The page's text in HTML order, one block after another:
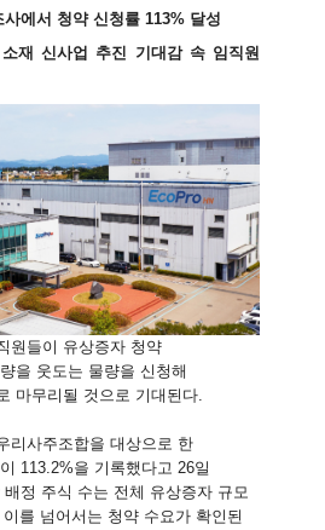
에서 청약 신청률 113% 달성
재 신사업 추진 기대감 속 임직원
원들이 유상증자 청약
을 웃도는 물량을 신청해
마무리될 것으로 기대된다.
리사주조합을 대상으로 한
113.2%을 기록했다고 26일
정 주식 수는 전체 유상증자 규모
를 넘어서는 청약 수요가 확인된